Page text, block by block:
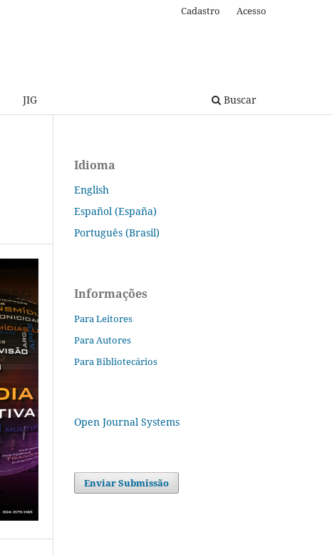
JIG Buscar
Cadastro Acesso
Idioma
English
Español (España)
Português (Brasil)
Informações
Para Leitores
Para Autores
Para Bibliotecários
Open Journal Systems
Enviar Submissão